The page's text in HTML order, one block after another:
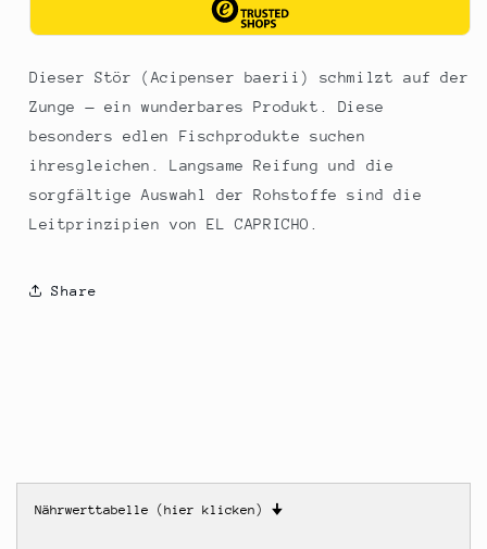
Dieser Stör (Acipenser baerii) schmilzt auf der
Zunge — ein wunderbares Produkt. Diese
besonders edlen Fischprodukte suchen
ihresgleichen. Langsame Reifung und die
sorgfältige Auswahl der Rohstoffe sind die
Leitprinzipien von EL CAPRICHO.
Share
Nährwerttabelle (hier klicken) 🠋